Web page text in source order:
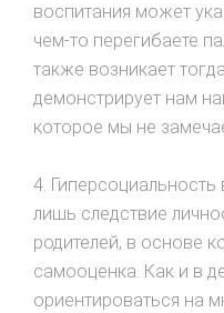
воспитания может
чем-то перегибаете
также возникает
демонстрирует нам
которое мы не
4.
лишь следствие
родителей, в основе
самооценка. Как и в
ориентироваться на